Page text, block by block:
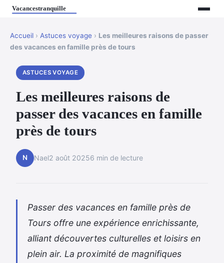
Accueil › Astuces voyage › Les meilleures raisons de passer
des vacances en famille près de tours
ASTUCES VOYAGE
Les meilleures raisons de
passer des vacances en famille
près de tours
N Nael2 août 20256 min de lecture
Passer des vacances en famille près de
Tours offre une expérience enrichissante,
alliant découvertes culturelles et loisirs en
plein air. La proximité de magnifiques